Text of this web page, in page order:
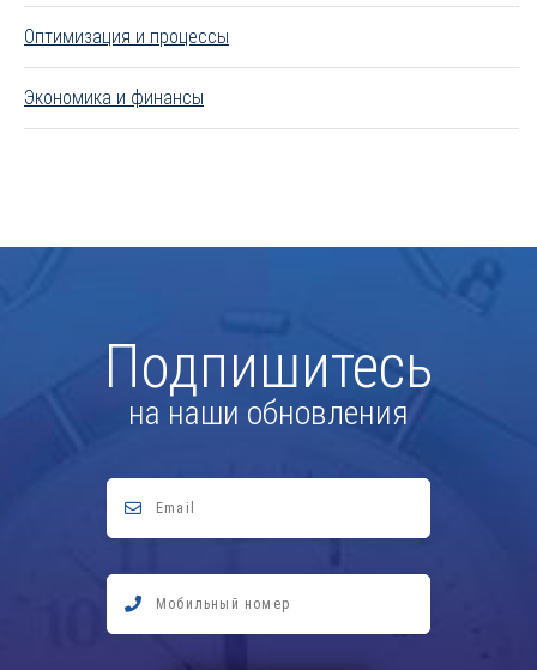
Оптимизация и процессы
Экономика и финансы
Подпишитесь
на наши обновления